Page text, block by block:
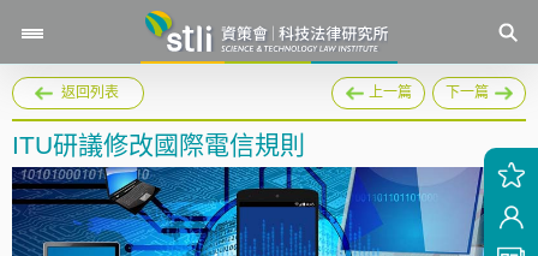
返回列表 上一篇 下一篇
ITU研議修改國際電信規則